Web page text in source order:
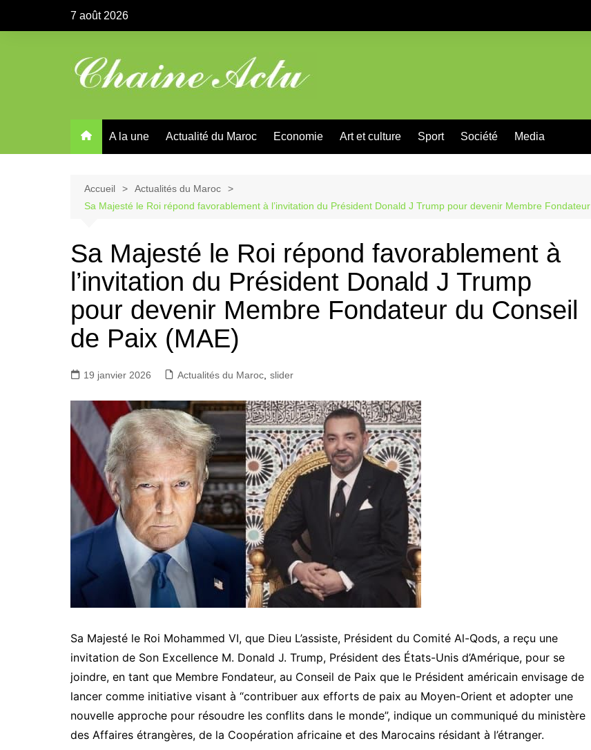
7 août 2026
A la une Actualité du Maroc Economie Art et culture Sport Société Media
Accueil
Actualités du Maroc
Sa Majesté le Roi répond favorablement à l’invitation du Président Donald J Trump pour devenir Membre
Sa Majesté le Roi répond favorablement à
l’invitation du Président Donald J Trump
pour devenir Membre Fondateur du Conseil
de Paix (MAE)
19 janvier 2026 Actualités du Maroc slider
Sa Majesté le Roi Mohammed VI, que Dieu L’assiste, Président du Comité Al-Qods, a reçu une
invitation de Son Excellence M. Donald J. Trump, Président des États-Unis d’Amérique, pour se
joindre, en tant que Membre Fondateur, au Conseil de Paix que le Président américain envisage de
lancer comme initiative visant à “contribuer aux efforts de paix au Moyen-Orient et adopter une
nouvelle approche pour résoudre les conflits dans le monde”, indique un communiqué du ministère
des Affaires étrangères, de la Coopération africaine et des Marocains résidant à l’étranger.